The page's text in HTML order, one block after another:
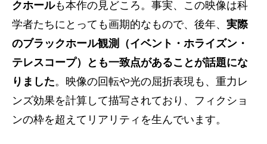
クホールも本作の見どころ。事実、この映像は科
学者たちにとっても画期的なもので、後年、 実際
のブラックホール観測（イベント・ホライズン・
テレスコープ）とも一致点があることが話題にな
りました。映像の回転や光の屈折表現も、重力レ
ンズ効果を計算して描写されており、フィクショ
ンの枠を超えてリアリティを生んでいます。